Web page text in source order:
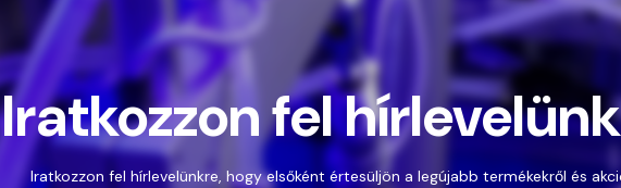
Iratkozzon fel
Iratkozzon fel hírlevelünkre, hogy elsőként értesüljön a legújabb termékekről és